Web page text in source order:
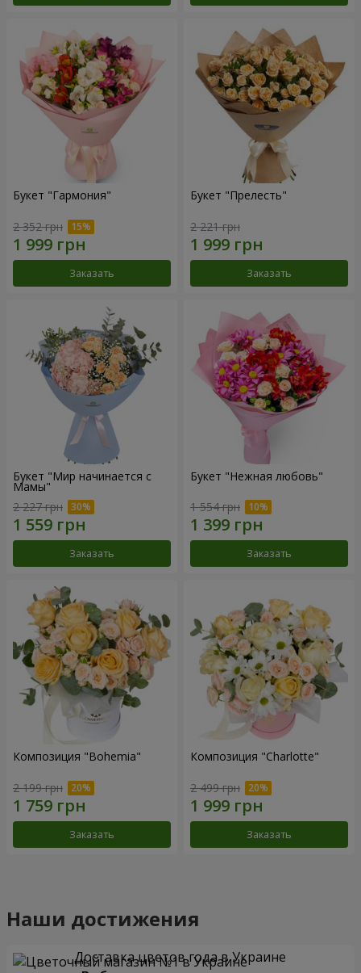
Букет "Гармония"
2 352 грн
Заказать
Букет "Прелесть"
2 221 грн
Заказать
Букет "Мир начинается с
Мамы"
2 227 грн
Заказать
Букет "Нежная любовь"
1 554 грн
Заказать
Композиция "Bohemia"
2 199 грн
Заказать
Композиция "Charlotte"
2 499 грн
Заказать
Наши достижения
Доставка цветов года в Украине